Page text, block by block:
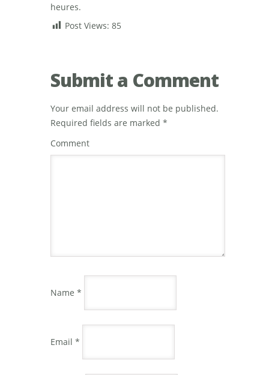
heures.
Post Views: 85
Submit a Comment
Your email address will not be published.
Required fields are marked *
Comment
Name *
Email *